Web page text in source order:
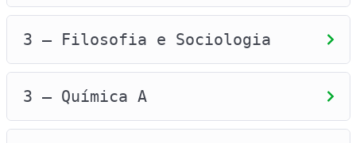
3 – Filosofia e Sociologia
3 – Química A